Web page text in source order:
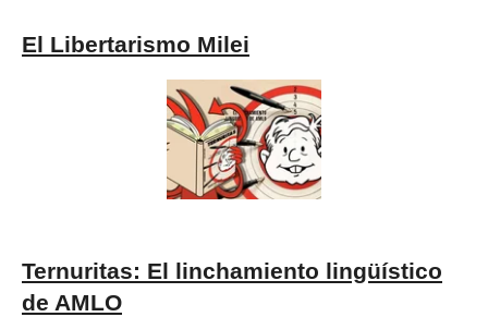
El Libertarismo Milei
Ternuritas: El linchamiento lingüístico
de AMLO